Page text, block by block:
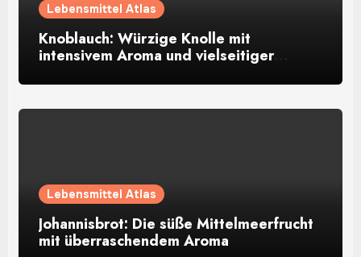
Lebensmittel Atlas
Knoblauch: Würzige Knolle mit
intensivem Aroma und vielseitiger
Lebensmittel Atlas
Johannisbrot: Die süße Mittelmeerfrucht
mit überraschendem Aroma